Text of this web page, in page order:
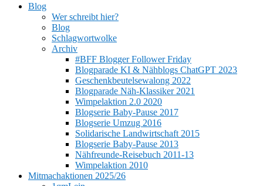
Blog
Wer schreibt hier?
Blog
Schlagwortwolke
Archiv
#BFF Blogger Follower Friday
Blogparade KI & Nähblogs ChatGPT 2023
Geschenkbeutelsewalong 2022
Blogparade Näh-Klassiker 2021
Wimpelaktion 2.0 2020
Blogserie Baby-Pause 2017
Blogserie Umzug 2016
Solidarische Landwirtschaft 2015
Blogserie Baby-Pause 2013
Nähfreunde-Reisebuch 2011-13
Wimpelaktion 2010
Mitmachaktionen 2025/26